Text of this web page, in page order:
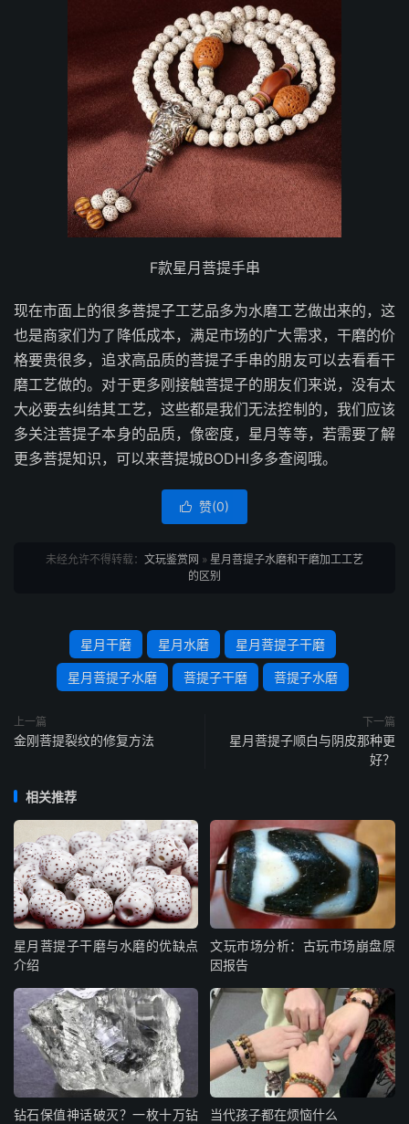
F款星月菩提手串
现在市面上的很多菩提子工艺品多为水磨工艺做出来的，这
也是商家们为了降低成本，满足市场的广大需求，干磨的价
格要贵很多，追求高品质的菩提子手串的朋友可以去看看干
磨工艺做的。对于更多刚接触菩提子的朋友们来说，没有太
大必要去纠结其工艺，这些都是我们无法控制的，我们应该
多关注菩提子本身的品质，像密度，星月等等，若需要了解
更多菩提知识，可以来菩提城BODHI多多查阅哦。
 赞(0)
未经允许不得转载： 文玩鉴赏网 » 星月菩提子水磨和干磨加工工艺
的区别
星月干磨 星月水磨 星月菩提子干磨
星月菩提子水磨 菩提子干磨 菩提子水磨
上一篇
金刚菩提裂纹的修复方法
下一篇
星月菩提子顺白与阴皮那种更
好？
相关推荐
星月菩提子干磨与水磨的优缺点
介绍
文玩市场分析：古玩市场崩盘原
因报告
钻石保值神话破灭？一枚十万钻
当代孩子都在烦恼什么